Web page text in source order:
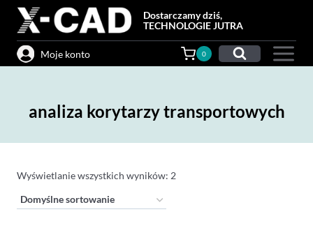
Przejdź
treści
Dostarczamy dziś,
TECHNOLOGIE JUTRA
Moje konto 0
analiza korytarzy transportowych
Wyświetlanie wszystkich wyników: 2